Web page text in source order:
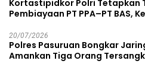
Kortastipidkor Polri Tetapkan
Pembiayaan PT PPA–PT BAS,
20/07/2026
Polres Pasuruan Bongkar
Amankan Tiga Orang